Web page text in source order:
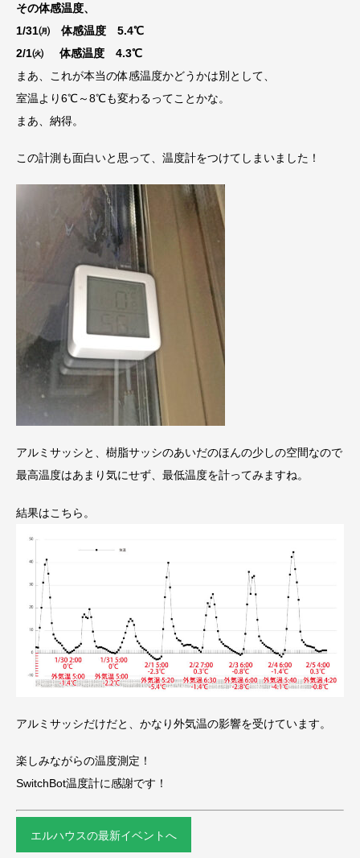
その体感温度、
1/31㈪ 体感温度 5.4℃
2/1㈫ 体感温度 4.3℃
まあ、これが本当の体感温度かどうかは別として、
室温より6℃～8℃も変わるってことかな。
まあ、納得。
この計測も面白いと思って、温度計をつけてしまいました！
アルミサッシと、樹脂サッシのあいだのほんの少しの空間なので
最高温度はあまり気にせず、最低温度を計ってみますね。
結果はこちら。
アルミサッシだけだと、かなり外気温の影響を受けています。
楽しみながらの温度測定！
SwitchBot温度計に感謝です！
エルハウスの最新イベントへ